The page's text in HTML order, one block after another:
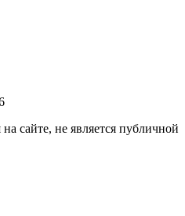
сайте, не является публичной